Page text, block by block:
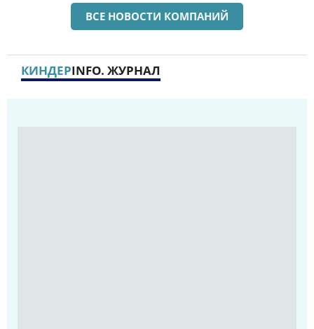
ВСЕ НОВОСТИ КОМПАНИЙ
КИНДЕРINFO. ЖУРНАЛ